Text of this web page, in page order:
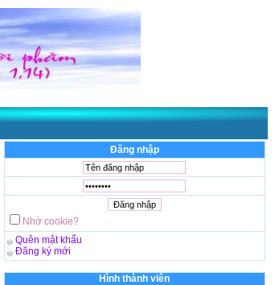
Đăng nhập
Nhớ cookie?
Quên mật khẩu
Đăng ký mới
Hình thành viên